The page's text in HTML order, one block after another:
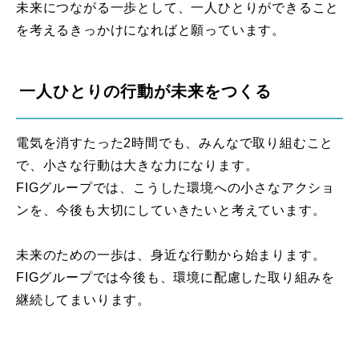
未来につながる一歩として、一人ひとりができること
を考えるきっかけになればと願っています。
一人ひとりの行動が未来をつくる
電気を消すたった2時間でも、みんなで取り組むこと
で、小さな行動は大きな力になります。
FIGグループでは、こうした環境への小さなアクショ
ンを、今後も大切にしていきたいと考えています。
未来のための一歩は、身近な行動から始まります。
FIGグループでは今後も、環境に配慮した取り組みを
継続してまいります。